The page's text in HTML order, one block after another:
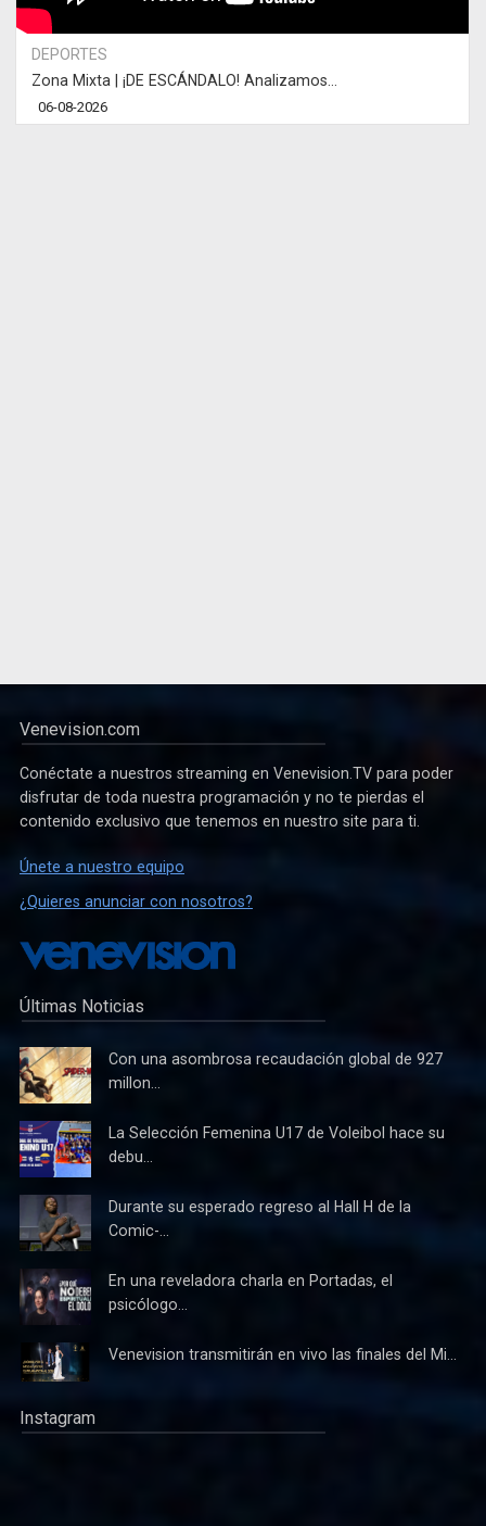
DEPORTES
Zona Mixta | ¡DE ESCÁNDALO! Analizamos...
06-08-2026
Venevision.com
Conéctate a nuestros streaming en Venevision.TV para poder
disfrutar de toda nuestra programación y no te pierdas el
contenido exclusivo que tenemos en nuestro site para ti.
Únete a nuestro equipo
¿Quieres anunciar con nosotros?
Últimas Noticias
Con una asombrosa recaudación global de 927
millon...
La Selección Femenina U17 de Voleibol hace su
debu...
Durante su esperado regreso al Hall H de la
Comic-...
En una reveladora charla en Portadas, el
psicólogo...
Venevision transmitirán en vivo las finales del Mi...
Instagram